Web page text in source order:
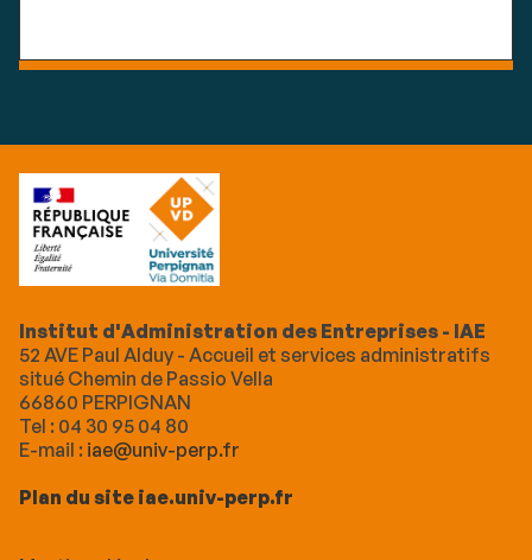
Institut d'Administration des Entreprises - IAE
52 AVE Paul Alduy - Accueil et services administratifs
situé Chemin de Passio Vella
66860 PERPIGNAN
Tel : 04 30 95 04 80
E-mail : iae@univ-perp.fr
Plan du site iae.univ-perp.fr